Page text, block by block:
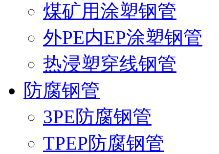
煤矿用涂塑钢管
外PE内EP涂塑钢管
热浸塑穿线钢管
防腐钢管
3PE防腐钢管
TPEP防腐钢管